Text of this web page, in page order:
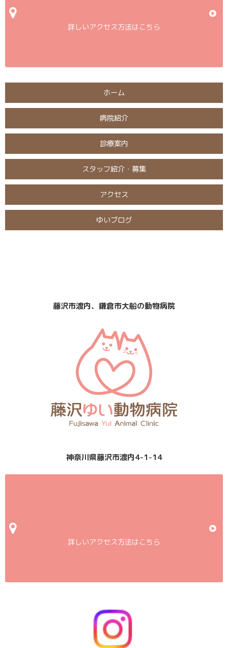
詳しいアクセス方法はこちら
ホーム
病院紹介
診療案内
スタッフ紹介・募集
アクセス
ゆいブログ
藤沢市渡内、鎌倉市大船の動物病院
神奈川県藤沢市渡内4-1-14
詳しいアクセス方法はこちら